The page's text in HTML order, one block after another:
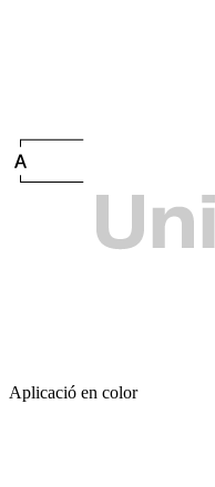
Aplicació en color